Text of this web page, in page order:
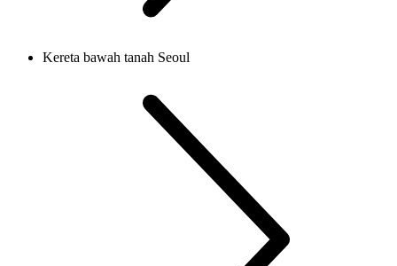
Kereta bawah tanah Seoul